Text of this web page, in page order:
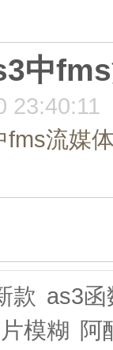
中
23:40:11
fms流媒
款 as3
模糊 阿